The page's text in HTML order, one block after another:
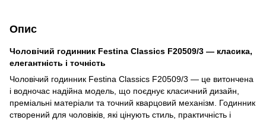
Опис
Чоловічий годинник Festina Classics F20509/3 — класика,
елегантність і точність
Чоловічий годинник Festina Classics F20509/3 — це витончена
і водночас надійна модель, що поєднує класичний дизайн,
преміальні матеріали та точний кварцовий механізм. Годинник
створений для чоловіків, які цінують стиль, практичність і